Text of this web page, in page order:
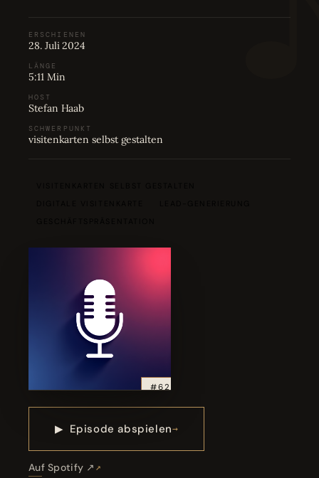
Partnerprogramm
ERSCHIENEN
28. Juli 2024
LÄNGE
5:11 Min
HOST
Stefan Haab
SCHWERPUNKT
visitenkarten selbst gestalten
#62
▶ Episode abspielen
Auf Spotify ↗